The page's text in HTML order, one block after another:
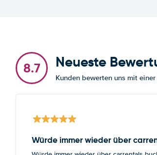
8.7 Neueste
Kunden bewerten uns mit
Würde immer wieder über